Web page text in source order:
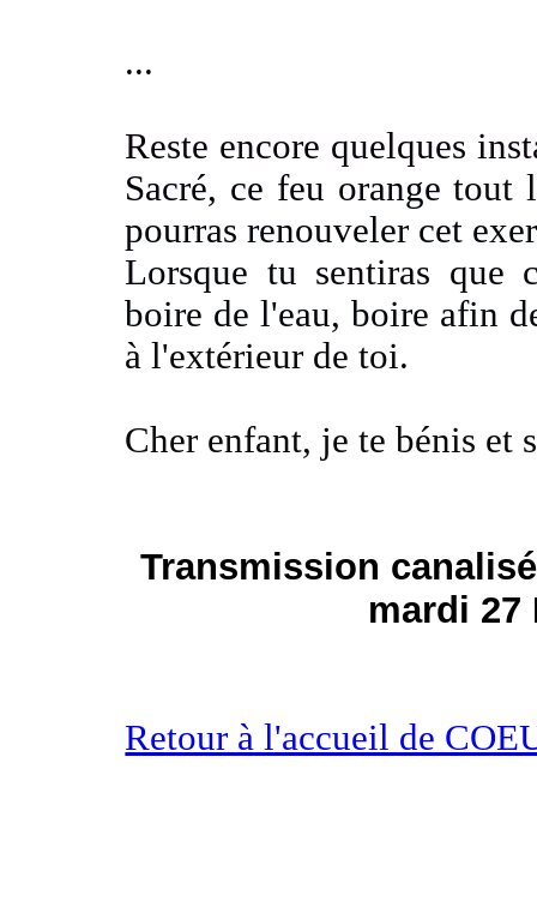
...
Reste encore quelques
Sacré, ce feu orange tout
pourras renouveler cet
Lorsque tu sentiras que
boire de l'eau, boire afin
à l'extérieur de toi.
Cher enfant, je te bénis et
Transmission
mardi 27
Retour à l'accueil de